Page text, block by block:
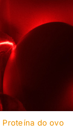
Proteína do ovo